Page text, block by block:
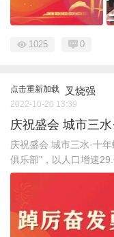
1025 0
点击重新加载 叉烧强
2022-10-20 13:39
庆祝盛会 城市三水
庆祝盛会 城市三水·十
俱乐部”，以人口增速